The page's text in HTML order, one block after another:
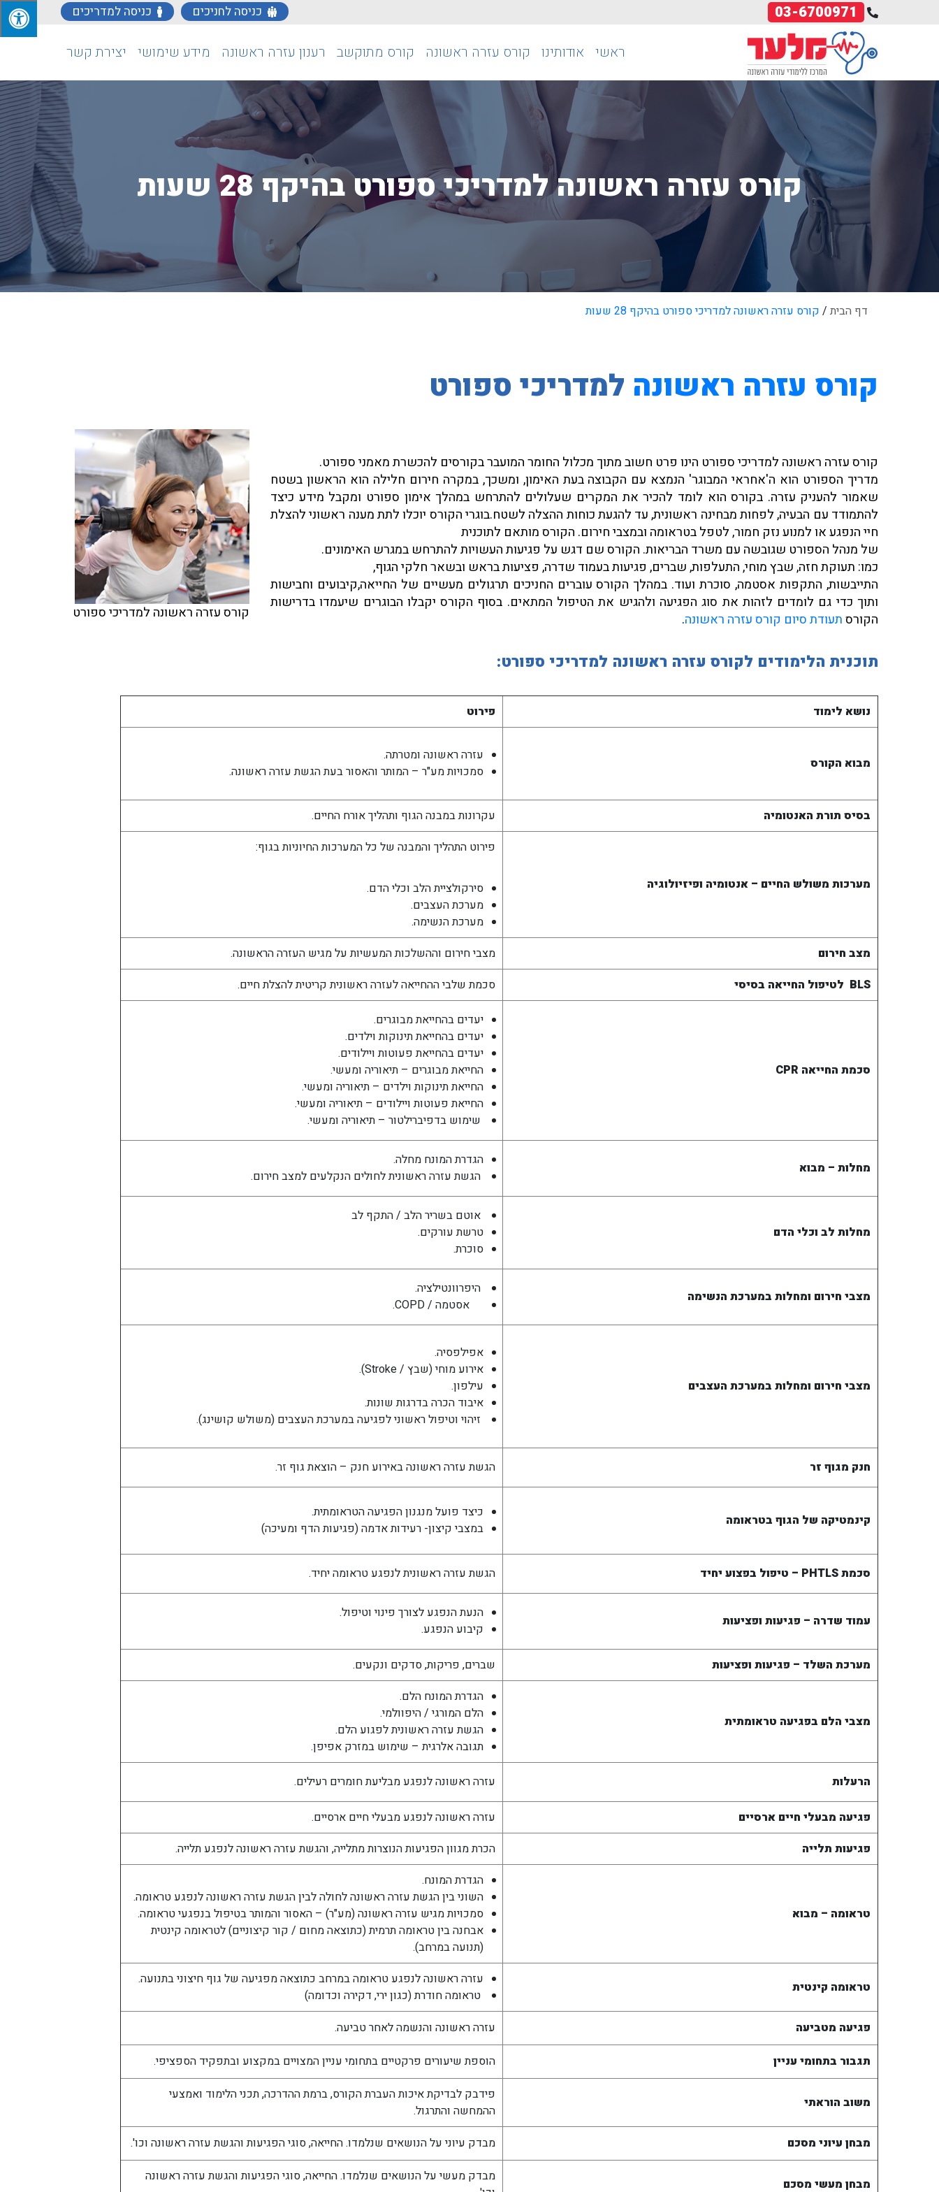
03-6700971 כניסה לחניכים כניסה למדריכים
ראשי אודותינו קורס עזרה ראשונה קורס מתוקשב רענון עזרה ראשונה מידע שימושי יצירת קשר
קורס עזרה ראשונה למדריכי ספורט בהיקף 28 שעות
דף הבית / קורס עזרה ראשונה למדריכי ספורט בהיקף 28 שעות
קורס עזרה ראשונה למדריכי ספורט
קורס עזרה ראשונה למדריכי ספורט
קורס עזרה ראשונה למדריכי ספורט הינו פרט חשוב מתוך מכלול החומר המועבר בקורסים להכשרת מאמני ספורט.
מדריך הספורט הוא ה'אחראי המבוגר' הנמצא עם הקבוצה בעת האימון, ומשכך, במקרה חירום חלילה הוא הראשון בשטח
שאמור להעניק עזרה. בקורס הוא לומד להכיר את המקרים שעלולים להתרחש במהלך אימון ספורט ומקבל מידע כיצד
להתמודד עם הבעיה, לפחות מבחינה ראשונית, עד להגעת כוחות ההצלה לשטח.בוגרי הקורס יוכלו לתת מענה ראשוני להצלת
חיי הנפגע או למנוע נזק חמור, לטפל בטראומה ובמצבי חירום. הקורס מותאם לתוכנית
של מנהל הספורט שגובשה עם משרד הבריאות. הקורס שם דגש על פגיעות העשויות להתרחש במגרש האימונים.
כמו: תעוקת חזה, שבץ מוחי, התעלפות, שברים, פגיעות בעמוד שדרה, פציעות בראש ובשאר חלקי הגוף,
התייבשות, התקפות אסטמה, סוכרת ועוד. במהלך הקורס עוברים החניכים תרגולים מעשיים של החייאה,קיבועים וחבישות
ותוך כדי גם לומדים לזהות את סוג הפגיעה ולהגיש את הטיפול המתאים. בסוף הקורס יקבלו הבוגרים שיעמדו בדרישות
הקורסתעודת סיום קורס עזרה ראשונה.
תוכנית הלימודים לקורס עזרה ראשונה למדריכי ספורט:
נושא לימוד פירוט
מבוא הקורס
עזרה ראשונה ומטרתה.
סמכויות מע"ר – המותר והאסור בעת הגשת עזרה ראשונה.
בסיס תורת האנטומיה עקרונות במבנה הגוף ותהליך אורח החיים.
מערכות משולש החיים – אנטומיה ופיזיולוגיה
פירוט התהליך והמבנה של כל המערכות החיוניות בגוף:
סירקולציית הלב וכלי הדם.
מערכת העצבים.
מערכת הנשימה.
מצב חירום
מצבי חירום וההשלכות המעשיות על מגיש העזרה הראשונה.
BLS לטיפול החייאה בסיסי סכמת שלבי ההחייאה לעזרה ראשונית קריטית להצלת חיים.
סכמת החייאה CPR
יעדים בהחייאת מבוגרים.
יעדים בהחייאת תינוקות וילדים.
יעדים בהחייאת פעוטות ויילודים.
החייאת מבוגרים – תיאוריה ומעשי.
החייאת תינוקות וילדים – תיאוריה ומעשי.
החייאת פעוטות ויילודים – תיאוריה ומעשי.
שימוש בדפיברילטור – תיאוריה ומעשי.
מחלות – מבוא
הגדרת המונח מחלה.
הגשת עזרה ראשונית לחולים הנקלעים למצב חירום.
מחלות לב וכלי הדם
אוטם בשריר הלב / התקף לב
טרשת עורקים.
סוכרת.
מצבי חירום ומחלות במערכת הנשימה
היפרוונטילציה.
אסטמה / COPD.
מצבי חירום ומחלות במערכת העצבים
אפילפסיה.
אירוע מוחי (שבץ / Stroke).
עילפון.
איבוד הכרה בדרגות שונות.
זיהוי וטיפול ראשוני לפגיעה במערכת העצבים (משולש קושינג).
חנק מגוף זר הגשת עזרה ראשונה באירוע חנק – הוצאת גוף זר.
קינמטיקה של הגוף בטראומה
כיצד פועל מנגנון הפגיעה הטראומתית.
במצבי קיצון- רעידות אדמה (פגיעות הדף ומעיכה)
סכמתPHTLS – טיפול בפצוע יחיד הגשת עזרה ראשונית לנפגע טראומה יחיד.
עמוד שדרה – פגיעות ופציעות
הנעת הנפגע לצורך פינוי וטיפול.
קיבוע הנפגע.
מערכת השלד – פגיעות ופציעות שברים, פריקות, סדקים ונקעים.
מצבי הלם בפגיעה טראומתית
הגדרת המונח הלם.
הלם המורגי / היפוולמי.
הגשת עזרה ראשונית לפגוע הלם.
תגובה אלרגית – שימוש במזרק אפיפן.
הרעלות עזרה ראשונה לנפגע מבליעת חומרים רעילים.
פגיעה מבעלי חיים ארסיים
עזרה ראשונה לנפגע מבעלי חיים ארסיים.
פגיעות תלייה
הכרת מגוון הפגיעות הנוצרות מתלייה, והגשת עזרה ראשונה לנפגע תלייה.
טראומה – מבוא
הגדרת המונח.
השוני בין הגשת עזרה ראשונה לחולה לבין הגשת עזרה ראשונה לנפגע טראומה.
סמכויות מגיש עזרה ראשונה (מע"ר) – האסור והמותר בטיפול בנפגעי טראומה.
אבחנה בין טראומה תרמית (כתוצאה מחום / קור קיצוניים) לטראומה קינטית
(תנועה במרחב).
טראומה קינטית
עזרה ראשונה לנפגע טראומה במרחב כתוצאה מפגיעה של גוף חיצוני בתנועה.
טראומה חודרת (כגון ירי, דקירה וכדומה)
פגיעה מטביעה
עזרה ראשונה והנשמה לאחר טביעה.
תגבור בתחומי עניין
הוספת שיעורים פרקטיים בתחומי עניין המצויים במקצוע ובתפקיד הספציפי.
משוב הוראתי
פידבק לבדיקת איכות העברת הקורס, ברמת ההדרכה, תכני הלימוד ואמצעי
ההמחשה והתרגול.
מבחן עיוני מסכם
מבדק עיוני על הנושאים שנלמדו. החייאה, סוגי הפגיעות והגשת עזרה ראשונה וכו'.
מבחן מעשי מסכם
מבדק מעשי על הנושאים שנלמדו. החייאה, סוגי הפגיעות והגשת עזרה ראשונה